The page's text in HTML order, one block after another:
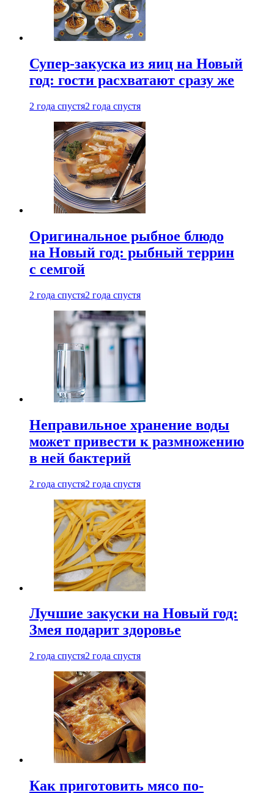
Супер-закуска из яиц на Новый
год: гости расхватают сразу же
2 года спустя2 года спустя
Оригинальное рыбное блюдо
на Новый год: рыбный террин
с семгой
2 года спустя2 года спустя
Неправильное хранение воды
может привести к размножению
в ней бактерий
2 года спустя2 года спустя
Лучшие закуски на Новый год:
Змея подарит здоровье
2 года спустя2 года спустя
Как приготовить мясо по-